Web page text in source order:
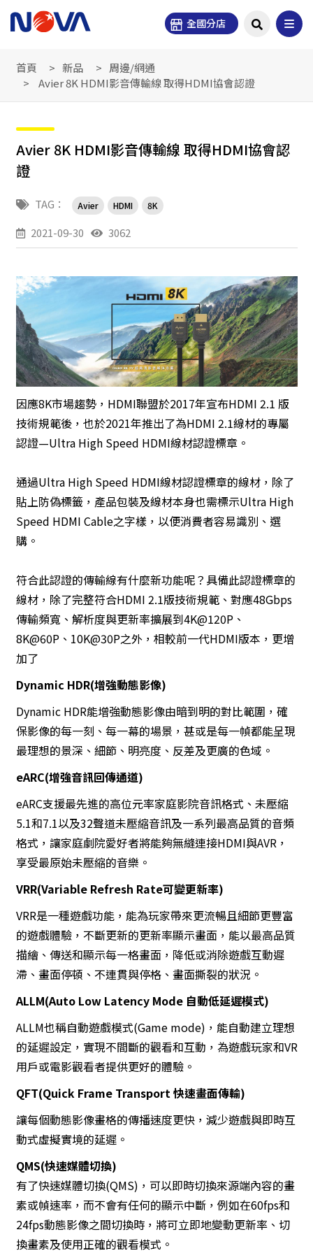
全國分店
首頁 新品
周邊/網通
Avier 8K HDMI影音傳輸線 取得HDMI協會認證
Avier 8K HDMI影音傳輸線 取得HDMI協會認
證
TAG： Avier HDMI 8K
2021-09-30 3062
因應8K市場趨勢，HDMI聯盟於2017年宣布HDMI 2.1 版
技術規範後，也於2021年推出了為HDMI 2.1線材的專屬
認證—Ultra High Speed HDMI線材認證標章。
通過Ultra High Speed HDMI線材認證標章的線材，除了
貼上防偽標籤，產品包裝及線材本身也需標示Ultra High
Speed HDMI Cable之字樣，以便消費者容易識別、選
購。
符合此認證的傳輸線有什麼新功能呢？具備此認證標章的
線材，除了完整符合HDMI 2.1版技術規範、對應48Gbps
傳輸頻寬、解析度與更新率擴展到4K@120P、
8K@60P、10K@30P之外，相較前一代HDMI版本，更增
加了
Dynamic HDR(增強動態影像)
Dynamic HDR能增強動態影像由暗到明的對比範圍，確
保影像的每一刻、每一幕的場景，甚或是每一幀都能呈現
最理想的景深、細節、明亮度、反差及更廣的色域。
eARC(增強音訊回傳通道)
eARC支援最先進的高位元率家庭影院音訊格式、未壓縮
5.1和7.1以及32聲道未壓縮音訊及一系列最高品質的音頻
格式，讓家庭劇院愛好者將能夠無縫連接HDMI與AVR，
享受最原始未壓縮的音樂。
VRR(Variable Refresh Rate可變更新率)
VRR是一種遊戲功能，能為玩家帶來更流暢且細節更豐富
的遊戲體驗，不斷更新的更新率顯示畫面，能以最高品質
描繪、傳送和顯示每一格畫面，降低或消除遊戲互動遲
滯、畫面停頓、不連貫與停格、畫面撕裂的狀況。
ALLM(Auto Low Latency Mode 自動低延遲模式)
ALLM也稱自動遊戲模式(Game mode)，能自動建立理想
的延遲設定，實現不間斷的觀看和互動，為遊戲玩家和VR
用戶或電影觀看者提供更好的體驗。
QFT(Quick Frame Transport 快速畫面傳輸)
讓每個動態影像畫格的傳播速度更快，減少遊戲與即時互
動式虛擬實境的延遲。
QMS(快速媒體切換)
有了快速媒體切換(QMS)，可以即時切換來源端內容的畫
素或幀速率，而不會有任何的顯示中斷，例如在60fps和
24fps動態影像之間切換時，將可立即地變動更新率、切
換畫素及使用正確的觀看模式。